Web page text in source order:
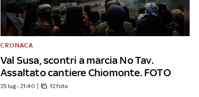
Val Susa, scontri a marcia No Tav.
Assaltato cantiere Chiomonte. FOTO
CRONACA
25 lug - 21:40 12 foto